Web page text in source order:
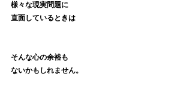
様々な現実問題に
直面しているときは
そんな心の余裕も
ないかもしれません。